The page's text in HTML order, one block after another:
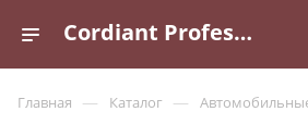
Cordiant Professional FL-2 315/70 R22.5 154/150L Рулевая - купить в Санкт-Петербурге по выгодной цене
Главная — Каталог —